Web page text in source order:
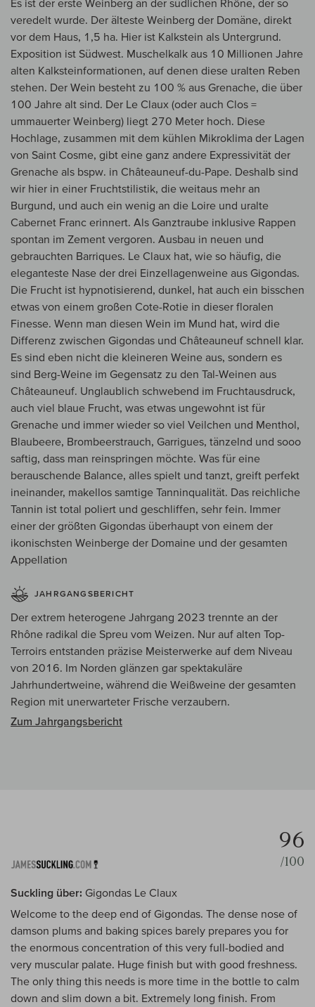
Es ist der erste Weinberg an der südlichen Rhône, der so
veredelt wurde. Der älteste Weinberg der Domäne, direkt
vor dem Haus, 1,5 ha. Hier ist Kalkstein als Untergrund.
Exposition ist Südwest. Muschelkalk aus 10 Millionen Jahre
alten Kalksteinformationen, auf denen diese uralten Reben
stehen. Der Wein besteht zu 100 % aus Grenache, die über
100 Jahre alt sind. Der Le Claux (oder auch Clos =
ummauerter Weinberg) liegt 270 Meter hoch. Diese
Hochlage, zusammen mit dem kühlen Mikroklima der Lagen
von Saint Cosme, gibt eine ganz andere Expressivität der
Grenache als bspw. in Châteauneuf-du-Pape. Deshalb sind
wir hier in einer Fruchtstilistik, die weitaus mehr an
Burgund, und auch ein wenig an die Loire und uralte
Cabernet Franc erinnert. Als Ganztraube inklusive Rappen
spontan im Zement vergoren. Ausbau in neuen und
gebrauchten Barriques. Le Claux hat, wie so häufig, die
eleganteste Nase der drei Einzellagenweine aus Gigondas.
Die Frucht ist hypnotisierend, dunkel, hat auch ein bisschen
etwas von einem großen Cote-Rotie in dieser floralen
Finesse. Wenn man diesen Wein im Mund hat, wird die
Differenz zwischen Gigondas und Châteauneuf schnell klar.
Es sind eben nicht die kleineren Weine aus, sondern es
sind Berg-Weine im Gegensatz zu den Tal-Weinen aus
Châteauneuf. Unglaublich schwebend im Fruchtausdruck,
auch viel blaue Frucht, was etwas ungewohnt ist für
Grenache und immer wieder so viel Veilchen und Menthol,
Blaubeere, Brombeerstrauch, Garrigues, tänzelnd und sooo
saftig, dass man reinspringen möchte. Was für eine
berauschende Balance, alles spielt und tanzt, greift perfekt
ineinander, makellos samtige Tanninqualität. Das reichliche
Tannin ist total poliert und geschliffen, sehr fein. Immer
einer der größten Gigondas überhaupt von einem der
ikonischsten Weinberge der Domaine und der gesamten
Appellation
JAHRGANGSBERICHT
Der extrem heterogene Jahrgang 2023 trennte an der
Rhône radikal die Spreu vom Weizen. Nur auf alten Top-
Terroirs entstanden präzise Meisterwerke auf dem Niveau
von 2016. Im Norden glänzen gar spektakuläre
Jahrhundertweine, während die Weißweine der gesamten
Region mit unerwarteter Frische verzaubern.
Zum Jahrgangsbericht
96
/100
Suckling über: Gigondas Le Claux
Welcome to the deep end of Gigondas. The dense nose of
damson plums and baking spices barely prepares you for
the enormous concentration of this very full-bodied and
very muscular palate. Huge finish but with good freshness.
The only thing this needs is more time in the bottle to calm
down and slim down a bit. Extremely long finish. From